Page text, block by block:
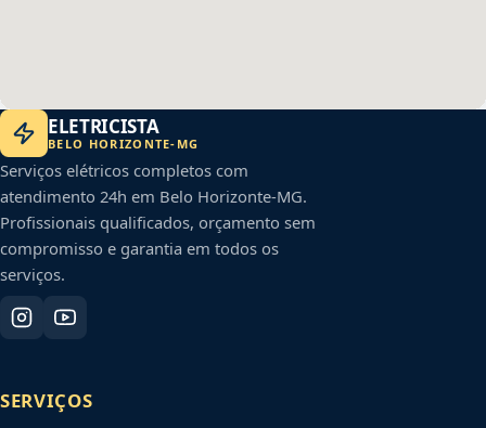
ELETRICISTA
BELO HORIZONTE- MG
Serviços elétricos completos com
atendimento 24h em Belo Horizonte-MG.
Profissionais qualificados, orçamento sem
compromisso e garantia em todos os
serviços.
SERVIÇOS